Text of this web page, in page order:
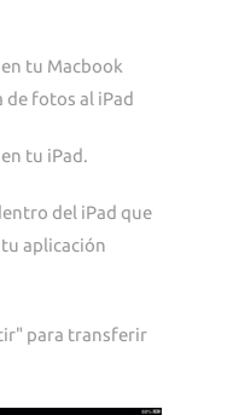
tu Macbook
fotos al iPad
tu iPad.
del iPad que
aplicación
para transferir